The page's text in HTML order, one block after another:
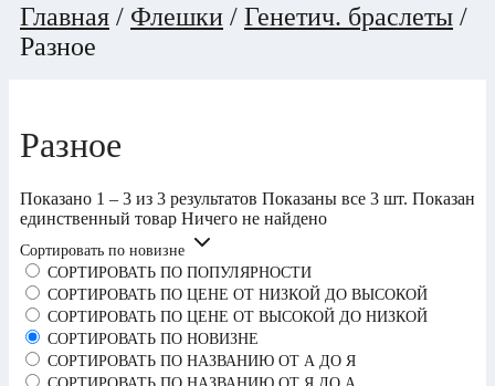
Главная / Флешки / Генетич. браслеты /
Разное
Разное
Показано 1 – 3 из 3 результатов Показаны все 3 шт. Показан
единственный товар Ничего не найдено
Сортировать по новизне
СОРТИРОВАТЬ ПО ПОПУЛЯРНОСТИ
СОРТИРОВАТЬ ПО ЦЕНЕ ОТ НИЗКОЙ ДО ВЫСОКОЙ
СОРТИРОВАТЬ ПО ЦЕНЕ ОТ ВЫСОКОЙ ДО НИЗКОЙ
СОРТИРОВАТЬ ПО НОВИЗНЕ
СОРТИРОВАТЬ ПО НАЗВАНИЮ ОТ А ДО Я